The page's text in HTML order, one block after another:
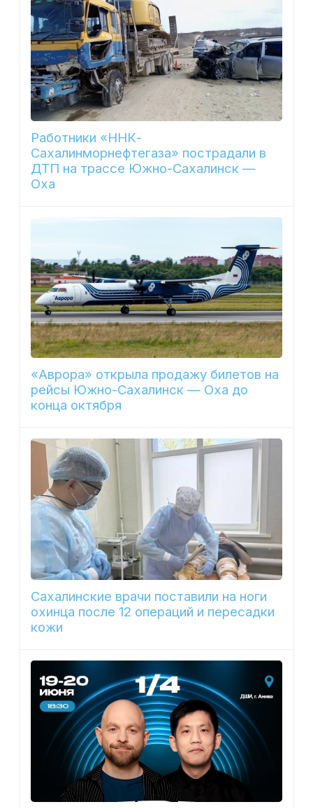
Работники «ННК-
Сахалинморнефтегаза» пострадали в
ДТП на трассе Южно-Сахалинск —
Оха
«Аврора» открыла продажу билетов на
рейсы Южно-Сахалинск — Оха до
конца октября
Сахалинские врачи поставили на ноги
охинца после 12 операций и пересадки
кожи